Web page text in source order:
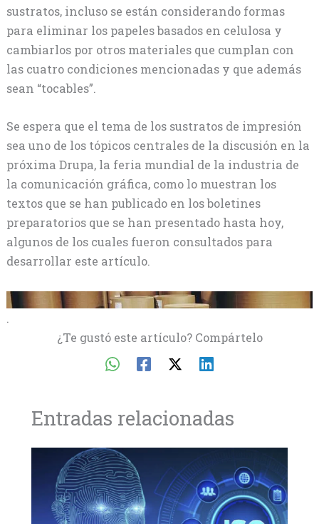
sustratos, incluso se están considerando formas
para eliminar los papeles basados en celulosa y
cambiarlos por otros materiales que cumplan con
las cuatro condiciones mencionadas y que además
sean “tocables”.
Se espera que el tema de los sustratos de impresión
sea uno de los tópicos centrales de la discusión en la
próxima Drupa, la feria mundial de la industria de
la comunicación gráfica, como lo muestran los
textos que se han publicado en los boletines
preparatorios que se han presentado hasta hoy,
algunos de los cuales fueron consultados para
desarrollar este artículo.
.
¿Te gustó este artículo? Compártelo
Entradas relacionadas